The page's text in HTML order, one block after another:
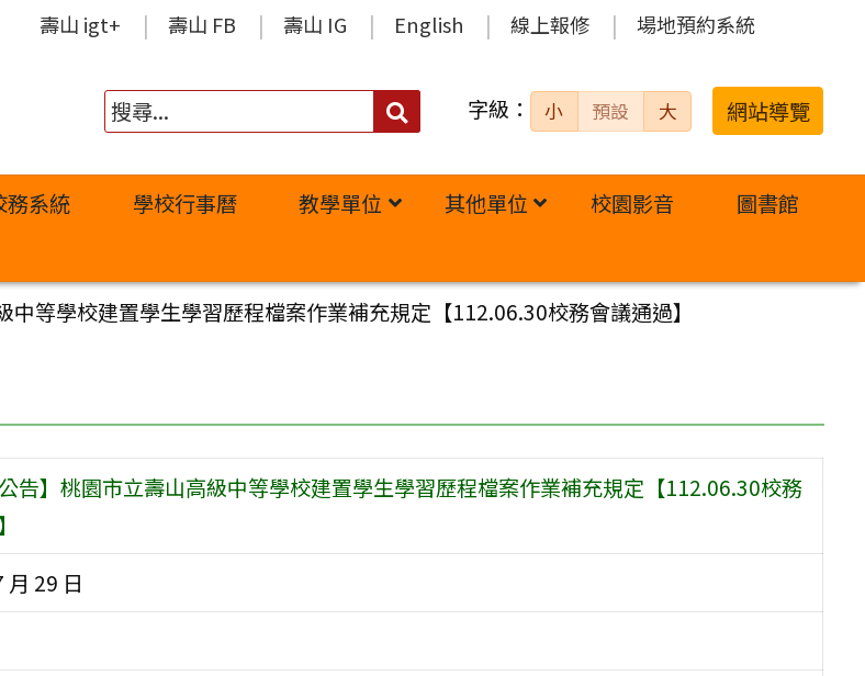
壽山 igt+ 壽山 FB 壽山 IG English 線上報修 場地預約系統
搜
字級： 小 預設 大 網站導覽
務系統 學校行事曆 教學單位 其他單位 校園影音
圖書館
中等學校建置學生學習歷程檔案作業補充規定【112.06.30校務會議通過】
公告】桃園市立壽山高級中等學校建置學生學習歷程檔案作業補充規定【112.06.30校務
月 29 日